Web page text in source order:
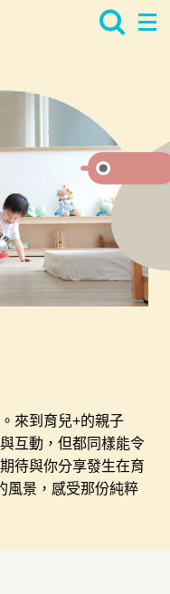
來到育兒+的親子
互動，但都同樣能令
待與你分享發生在育
風景，感受那份純粹